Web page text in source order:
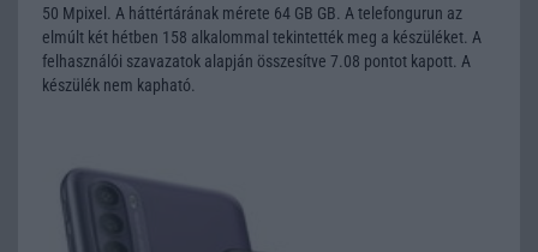
50 Mpixel. A háttértárának mérete 64 GB GB. A telefongurun az
elmúlt két hétben 158 alkalommal tekintették meg a készüléket. A
felhasználói szavazatok alapján összesítve 7.08 pontot kapott. A
készülék nem kapható.